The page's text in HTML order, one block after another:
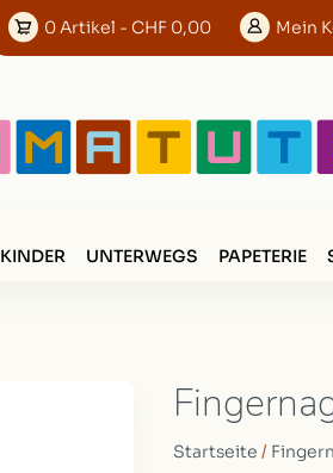
0Artikel - CHF 0,00 Mein
KINDER UNTERWEGS PAPETERIE
Startseite /